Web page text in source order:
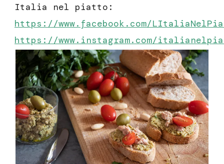
Italia nel piatto:
https://www.facebook.com/
https://www.instagram.com/